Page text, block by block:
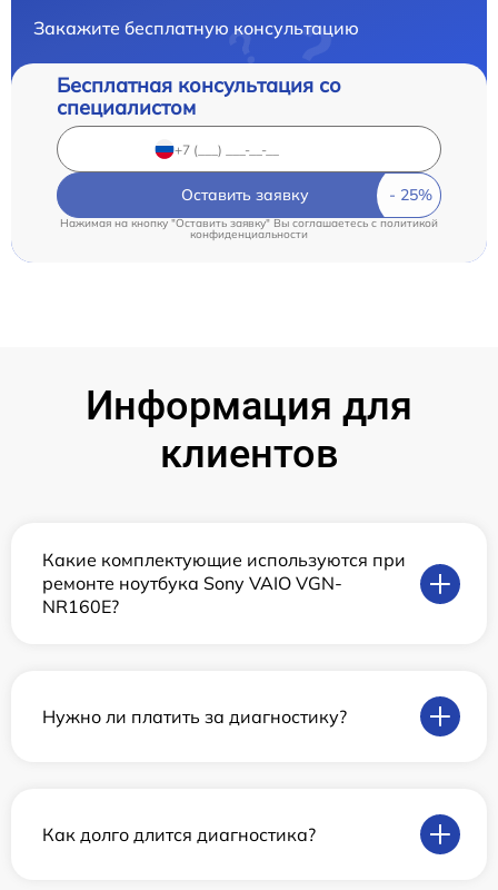
Закажите бесплатную консультацию
Бесплатная консультация со
специалистом
Оставить заявку
Нажимая на кнопку "Оставить заявку" Вы соглашаетесь cполитикой
конфиденциальности
Информация для
клиентов
Какие комплектующие используются при
ремонте ноутбука Sony VAIO VGN-
NR160E?
Нужно ли платить за диагностику?
Как долго длится диагностика?